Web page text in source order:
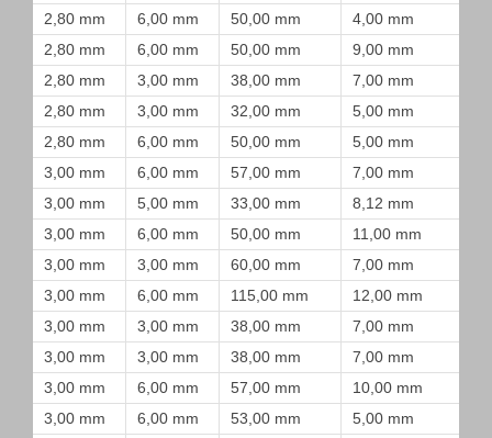
2,80 mm
6,00 mm 50,00 mm
4,00 mm
2,80 mm
6,00 mm 50,00 mm
9,00 mm
2,80 mm
3,00 mm 38,00 mm
7,00 mm
2,80 mm
3,00 mm 32,00 mm
5,00 mm
2,80 mm
6,00 mm 50,00 mm
5,00 mm
3,00 mm
6,00 mm 57,00 mm
7,00 mm
3,00 mm
5,00 mm 33,00 mm
8,12 mm
3,00 mm
6,00 mm 50,00 mm
11,00 mm
3,00 mm
3,00 mm 60,00 mm
7,00 mm
3,00 mm
6,00 mm 115,00 mm
12,00 mm
3,00 mm
3,00 mm 38,00 mm
7,00 mm
3,00 mm
3,00 mm 38,00 mm
7,00 mm
3,00 mm
6,00 mm 57,00 mm
10,00 mm
3,00 mm
6,00 mm 53,00 mm
5,00 mm